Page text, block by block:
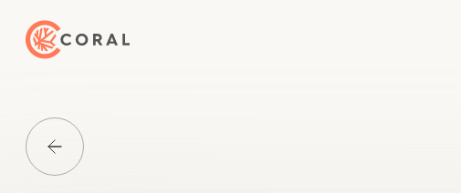
トップページへ戻る
Media一覧に戻る